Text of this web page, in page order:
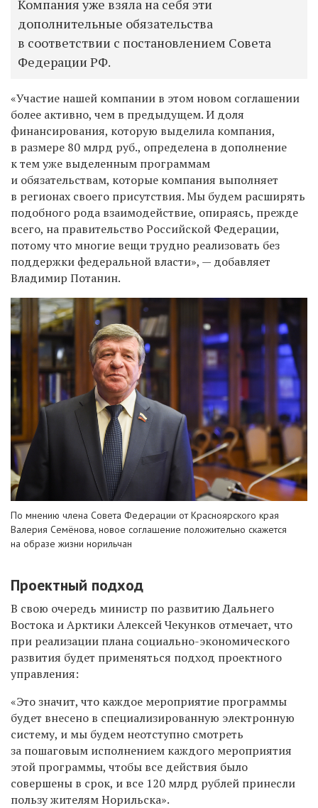
Компания уже взяла на себя эти
дополнительные обязательства
в соответствии с постановлением Совета
Федерации РФ.
«Участие нашей компании в этом новом соглашении
более активно, чем в предыдущем. И доля
финансирования, которую выделила компания,
в размере 80 млрд руб., определена в дополнение
к тем уже выделенным программам
и обязательствам, которые компания выполняет
в регионах своего присутствия. Мы будем расширять
подобного рода взаимодействие, опираясь, прежде
всего, на правительство Российской Федерации,
потому что многие вещитрудно реализовать без
поддержки федеральной власти», — добавляет
Владимир Потанин.
По мнению члена Совета Федерации от Красноярского края
Валерия Семёнова, новое соглашение положительно скажется
на образе жизни норильчан
Проектный подход
В свою очередь министр по развитию Дальнего
Востока и Арктики Алексей Чекунков отмечает, что
при реализации плана социально-экономического
развития будет применяться подход проектного
управления:
«Это значит, что каждое мероприятие программы
будет внесено в специализированную электронную
систему, и мы будем неотступно смотреть
за пошаговым исполнением каждого мероприятия
этой программы, чтобы все действия было
совершены в срок, и все 120 млрд рублей принесли
пользу жителям Норильска».